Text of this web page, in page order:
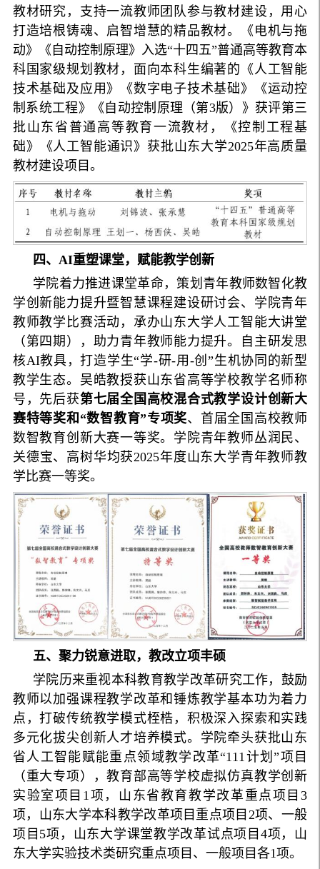
教材研究，支持一流教师团队参与教材建设，用心
打造培根铸魂、启智增慧的精品教材。《电机与拖
动》《自动控制原理》入选“十四五”普通高等教育本
科国家级规划教材，面向本科生编著的《人工智能
技术基础及应用》《数字电子技术基础》《运动控
制系统工程》《自动控制原理（第3版）》获评第三
批山东省普通高等教育一流教材，《控制工程基
础》《人工智能通识》获批山东大学2025年高质量
教材建设项目。
四、AI重塑课堂，赋能教学创新
学院着力推进课堂革命，策划青年教师数智化教
学创新能力提升暨智慧课程建设研讨会、学院青年
教师教学比赛活动，承办山东大学人工智能大讲堂
（第四期），助力青年教师能力提升。自主研发思
核AI教具，打造学生“学-研-用-创”生机协同的新型
教学生态。吴皓教授获山东省高等学校教学名师称
号，先后获第七届全国高校混合式教学设计创新大
赛特等奖和“数智教育”专项奖、首届全国高校教师
数智教育创新大赛一等奖。学院青年教师丛润民、
关德宝、高树华均获2025年度山东大学青年教师教
学比赛一等奖。
五、聚力锐意进取，教改立项丰硕
学院历来重视本科教育教学改革研究工作，鼓励
教师以加强课程教学改革和锤炼教学基本功为着力
点，打破传统教学模式桎梏，积极深入探索和实践
多元化拔尖创新人才培养模式。学院牵头获批山东
省人工智能赋能重点领域教学改革“111计划”项目
（重大专项），教育部高等学校虚拟仿真教学创新
实验室项目1项，山东省教育教学改革重点项目3
项，山东大学本科教学改革项目重点项目2项、一般
项目5项，山东大学课堂教学改革试点项目4项，山
东大学实验技术类研究重点项目、一般项目各1项。